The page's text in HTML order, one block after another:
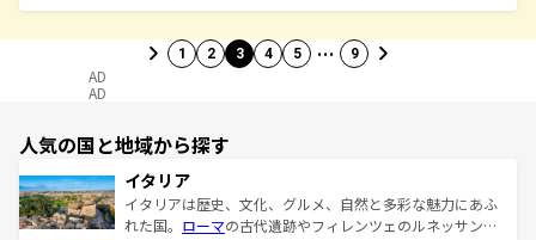
1 2 3 4 5 … 9
AD
AD
人気の国と地域から探す
イタリア
イタリアは歴史、文化、グルメ、自然と多彩な魅力にあふ
れた国。 ローマの古代遺跡やフィレンツェのルネッサンス